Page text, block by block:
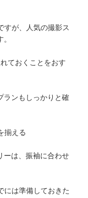
すが、人気の撮影ス
ておくことをおす
ランもしっかりと確
揃える
ーは、振袖に合わせ
には準備しておきた